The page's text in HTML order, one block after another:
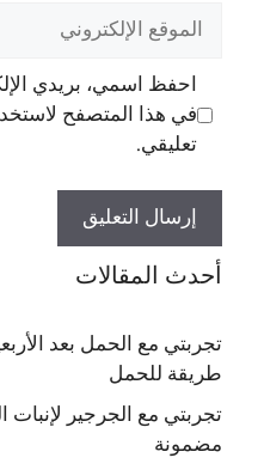
الموقع
الإلكتروني
احفظ اسمي، بريدي
في هذا المتصفح
تعليقي.
أحدث المقالات
تجربتي مع الحمل بعد
طريقة للحمل
تجربتي مع الجرجير لإنبات
مضمونة